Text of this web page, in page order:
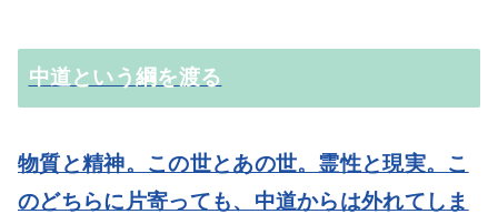
中道という綱を渡る
物質と精神。この世とあの世。霊性と現実。こ
のどちらに片寄っても、中道からは外れてしま